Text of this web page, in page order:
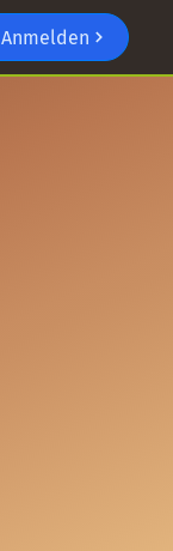
Anmelden